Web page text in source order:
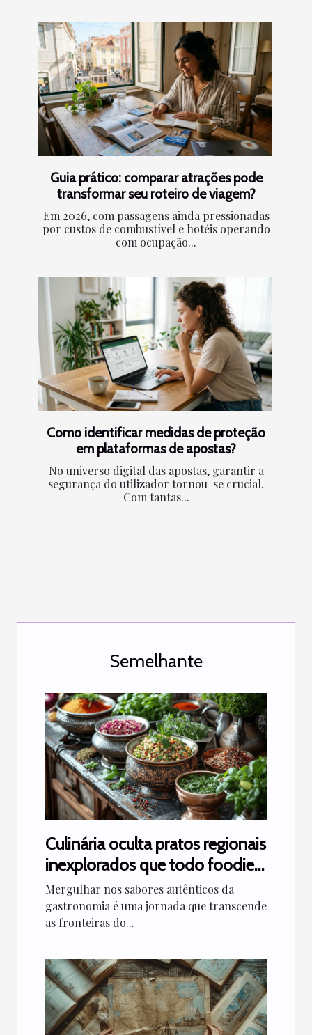
Guia prático: comparar atrações pode
transformar seu roteiro de viagem?
Em 2026, com passagens ainda pressionadas
por custos de combustível e hotéis operando
com ocupação...
Como identificar medidas de proteção
em plataformas de apostas?
No universo digital das apostas, garantir a
segurança do utilizador tornou-se crucial.
Com tantas...
Semelhante
Culinária oculta pratos regionais
inexplorados que todo foodie
deve experimentar
Mergulhar nos sabores autênticos da
gastronomia é uma jornada que transcende
as fronteiras do...